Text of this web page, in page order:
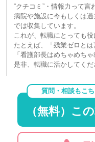
“クチコミ”・情報力って言
病院や施設に今もしくは
では収集しています。
これが、転職にとっても役
たとえば、「残業ゼロと
「看護部長はめちゃめち
是非、転職に活かしてくだ
質問・相談もこ
（無料）こ